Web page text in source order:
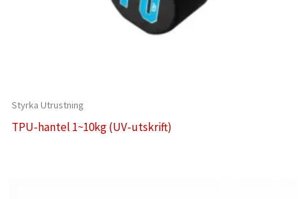
Styrka Utrustning
TPU-hantel 1~10kg (UV-utskrift)